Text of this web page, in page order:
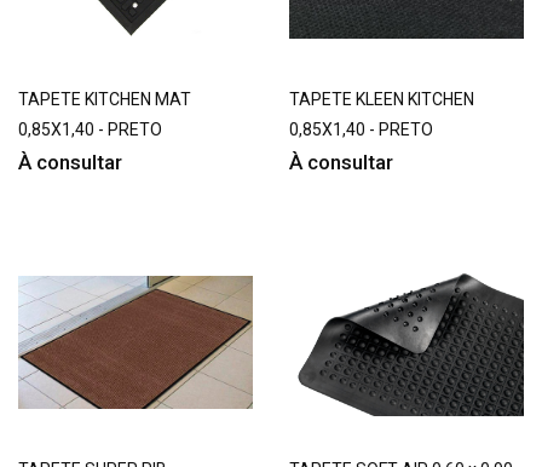
TAPETE KITCHEN MAT
0,85X1,40 - PRETO
À consultar
TAPETE KLEEN KITCHEN
0,85X1,40 - PRETO
À consultar